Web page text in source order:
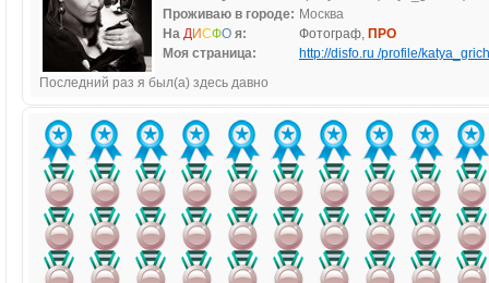
Проживаю в городе: Москва
На ДИСФО я: Фотограф, ПРО
Моя страница:
http://disfo.ru /profile/
Последний раз я был(а) здесь давно